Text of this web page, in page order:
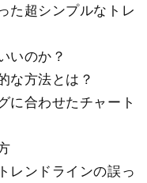
た超シンプルなトレ
いのか？
な方法とは？
に合わせたチャート
レンドラインの誤っ